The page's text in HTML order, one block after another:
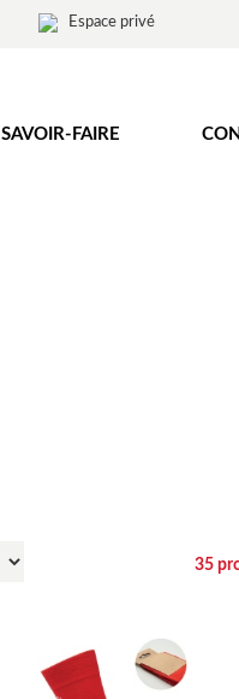
Espace privé
SAVOIR-FAIRE
35